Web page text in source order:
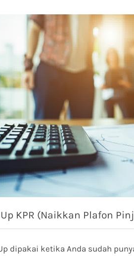
Up KPR (Naikkan Plafon
dipakai ketika Anda sudah